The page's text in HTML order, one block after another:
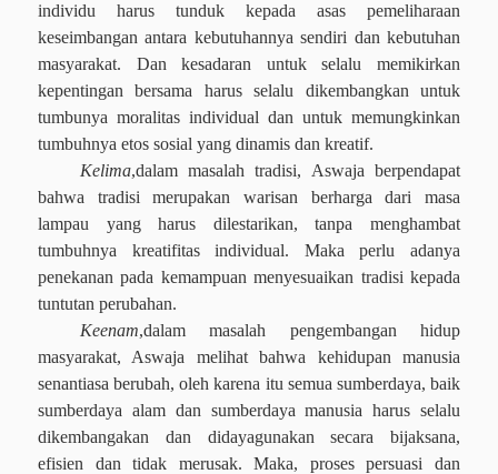
individu harus tunduk kepada asas pemeliharaan
keseimbangan antara kebutuhannya sendiri dan kebutuhan
masyarakat. Dan kesadaran untuk selalu memikirkan
kepentingan bersama harus selalu dikembangkan untuk
tumbunya moralitas individual dan untuk memungkinkan
tumbuhnya etos sosial yang dinamis dan kreatif.
Kelima,dalam masalah tradisi, Aswaja berpendapat
bahwa tradisi merupakan warisan berharga dari masa
lampau yang harus dilestarikan, tanpa menghambat
tumbuhnya kreatifitas individual. Maka perlu adanya
penekanan pada kemampuan menyesuaikan tradisi kepada
tuntutan perubahan.
Keenam,dalam masalah pengembangan hidup
masyarakat, Aswaja melihat bahwa kehidupan manusia
senantiasa berubah, oleh karena itu semua sumberdaya, baik
sumberdaya alam dan sumberdaya manusia harus selalu
dikembangakan dan didayagunakan secara bijaksana,
efisien dan tidak merusak. Maka, proses persuasi dan